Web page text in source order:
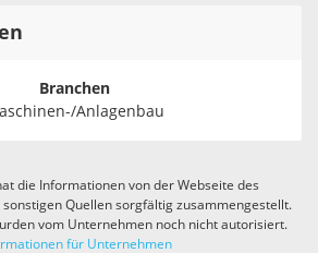
Branchen
Anlagenbau
die Informationen von der Webseite des
Quellen sorgfältig zusammengestellt.
vom Unternehmen noch nicht autorisiert.
für Unternehmen